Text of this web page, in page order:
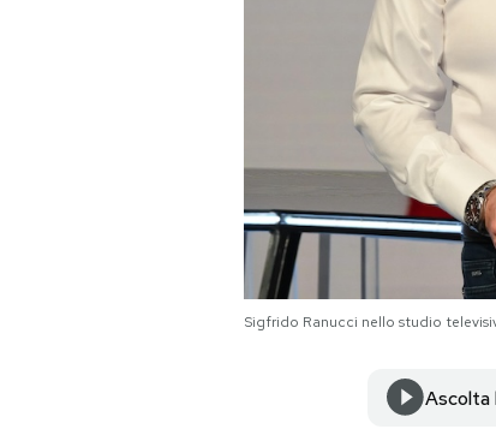
Hai bisogno di aiuto?
Sigfrido Ranucci nello studio
Ascolta